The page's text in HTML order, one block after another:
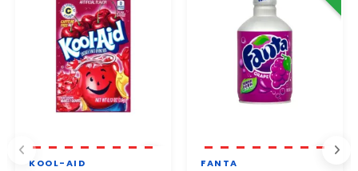
KOOL-AID FANTA